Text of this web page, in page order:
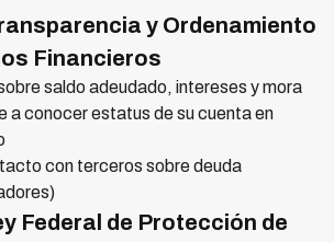
y Ordenamiento
Financieros
saldo adeudado, intereses y mora
a conocer estatus de su cuenta en
con terceros sobre deuda
Federal de Protección de